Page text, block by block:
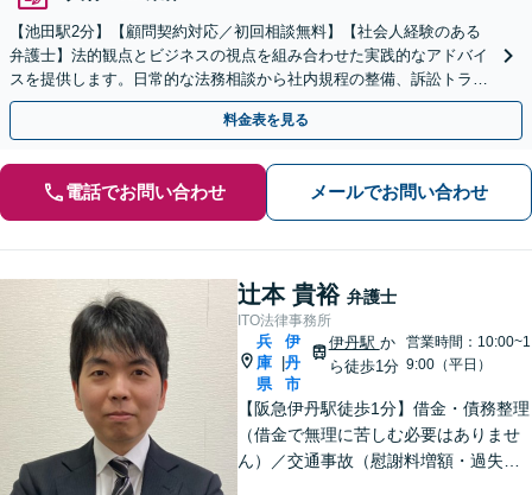
【池田駅2分】【顧問契約対応／初回相談無料】【社会人経験のある
弁護士】法的観点とビジネスの視点を組み合わせた実践的なアドバイ
スを提供します。日常的な法務相談から社内規程の整備、訴訟トラブ
ルまで対応「法人破産に関するご相談もお任せください」
料金表を見る
電話でお問い合わせ メールでお問い合わせ
辻本 貴裕 弁護士
ITO法律事務所
兵
庫
県
伊
丹
市
伊丹駅 か
ら徒歩1分
営業時間：10:00~1
9:00（平日）
【阪急伊丹駅徒歩1分】借金・債務整理
（借金で無理に苦しむ必要はありませ
ん）／交通事故（慰謝料増額・過失割